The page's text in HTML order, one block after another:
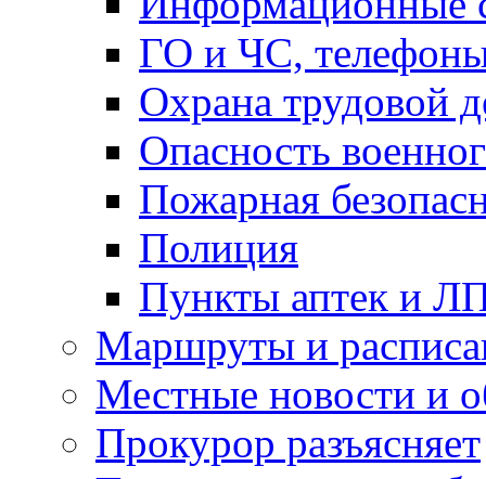
ГО и ЧС,
Охрана трудовой
Опасность
Пожарная
Полиция
Пункты аптек и
Маршруты и
Местные новости и
Прокурор разъясняет